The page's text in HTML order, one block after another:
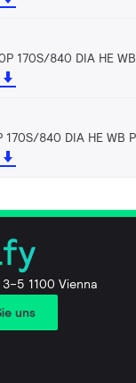
170S/840 DIA HE
170S/840 DIA HE WB
1100 Vienna
uns